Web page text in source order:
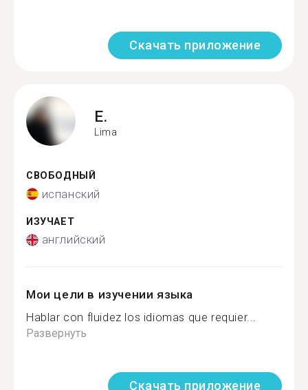
Скачать приложение
E.
Lima
СВОБОДНЫЙ
испанский
ИЗУЧАЕТ
английский
Мои цели в изучении языка
Hablar con fluidez los idiomas que requier...
Развернуть
Скачать приложение